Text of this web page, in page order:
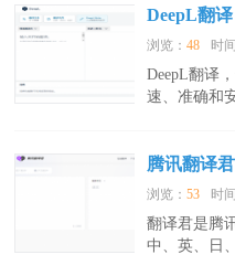
DeepL翻译
浏览：48 时
DeepL翻译
速、准确和
腾讯翻译君
浏览：53 时
翻译君是腾
中、英、日